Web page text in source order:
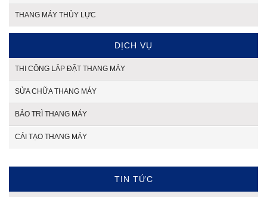
THANG MÁY THỦY LỰC
DỊCH VỤ
THI CÔNG LẮP ĐẶT THANG MÁY
SỬA CHỮA THANG MÁY
BẢO TRÌ THANG MÁY
CẢI TẠO THANG MÁY
TIN TỨC